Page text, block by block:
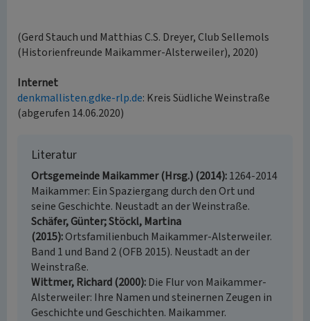
(Gerd Stauch und Matthias C.S. Dreyer, Club Sellemols
(Historienfreunde Maikammer-Alsterweiler), 2020)
Internet
denkmallisten.gdke-rlp.de: Kreis Südliche Weinstraße
(abgerufen 14.06.2020)
Literatur
Ortsgemeinde Maikammer (Hrsg.) (2014) 1264-2014
Maikammer: Ein Spaziergang durch den Ort und
seine Geschichte. Neustadt an der Weinstraße.
Schäfer, Günter; Stöckl, Martina
(2015) Ortsfamilienbuch Maikammer-Alsterweiler.
Band 1 und Band 2 (OFB 2015). Neustadt an der
Weinstraße.
Wittmer, Richard (2000) Die Flur von Maikammer-
Alsterweiler: Ihre Namen und steinernen Zeugen in
Geschichte und Geschichten. Maikammer.